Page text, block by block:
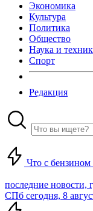
Экономика
Культура
Политика
Общество
Наука и
Спорт
Редакция
Что с бензином
последние новости,
СПб сегодня, 8